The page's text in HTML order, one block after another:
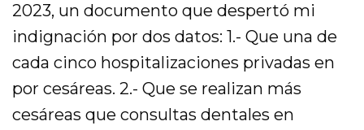
2023, un documento que despertó mi
indignación por dos datos: 1.- Que una de
cada cinco hospitalizaciones privadas en
por cesáreas. 2.- Que se realizan más
cesáreas que consultas dentales en